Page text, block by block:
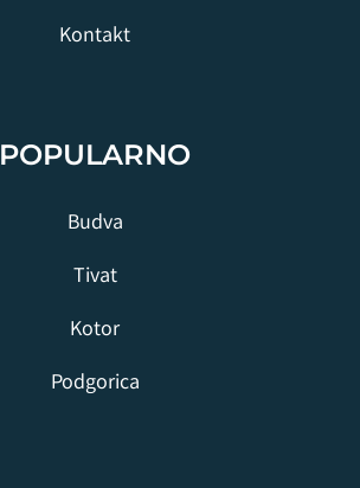
Kontakt
POPULARNO
Budva
Tivat
Kotor
Podgorica